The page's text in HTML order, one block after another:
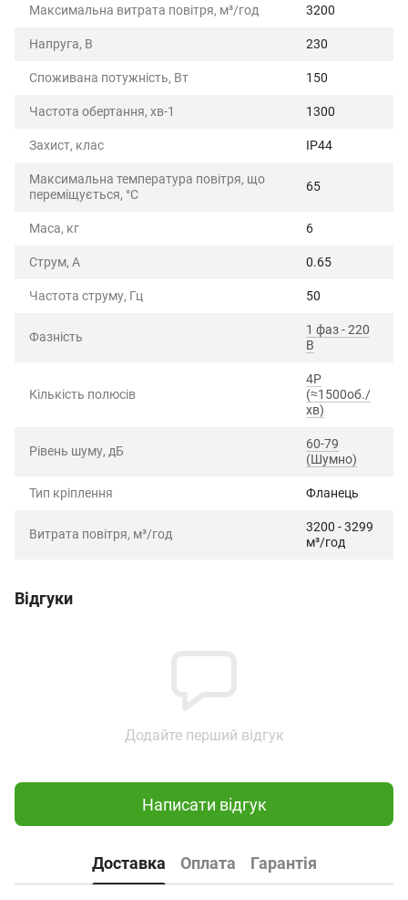
Максимальна витрата повітря, м³/год 3200
Напруга, В 230
Споживана потужність, Вт 150
Частота обертання, хв-1 1300
Захист, клас IP44
Максимальна температура повітря, що
переміщується, °C
65
Маса, кг 6
Струм, А 0.65
Частота струму, Гц 50
Фазність
1 фаз - 220
В
Кількість полюсів
4P
(≈1500об./
хв)
Рівень шуму, дБ
60-79
(Шумно)
Тип кріплення Фланець
Витрата повітря, м³/год
3200 - 3299
м³/год
Відгуки
Додайте перший відгук
Написати відгук
Доставка Оплата Гарантія